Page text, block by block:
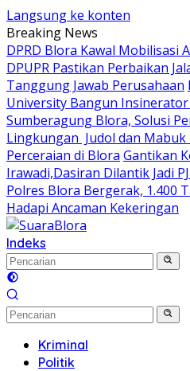
Langsung ke konten
Breaking News
DPRD Blora Kawal Mobilisasi
DPUPR Pastikan Perbaikan
Tanggung Jawab Perusahaan
University Bangun Insinerator
Sumberagung Blora, Solusi
Lingkungan ‎ Judol dan
Perceraian di Blora Gantikan
Irawadi,Dasiran Dilantik Jadi
Polres Blora Bergerak, 1.400
Hadapi Ancaman Kekeringan
Indeks
Kriminal
Politik